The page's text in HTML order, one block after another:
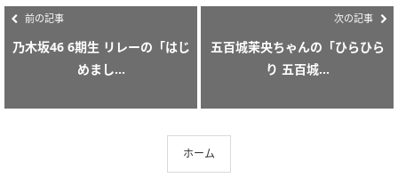
前の記事
乃木坂46 6期生 リレーの「はじ
めまし...
次の記事
五百城茉央ちゃんの「ひらひら
り 五百城...
ホーム